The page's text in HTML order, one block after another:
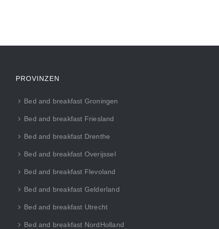
PROVINZEN
Bed and breakfast Groningen
Bed and breakfast Friesland
Bed and breakfast Drenthe
Bed and breakfast Overijssel
Bed and breakfast Flevoland
Bed and breakfast Gelderland
Bed and breakfast Utrecht
Bed and breakfast NordHolland